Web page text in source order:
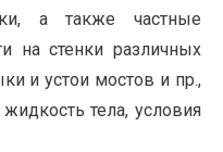
а также частные
на стенки различных
и устои мостов и пр.,
тела, условия